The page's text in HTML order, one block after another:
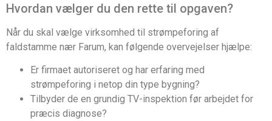
Hvordan vælger du den rette til opgaven?
Når du skal vælge virksomhed til strømpeforing af
faldstamme nær Farum, kan følgende overvejelser hjælpe:
Er firmaet autoriseret og har erfaring med
strømpeforing i netop din type bygning?
Tilbyder de en grundig TV-inspektion før arbejdet for
præcis diagnose?